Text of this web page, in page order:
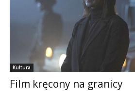
Kultura
Film kręcony na granicy